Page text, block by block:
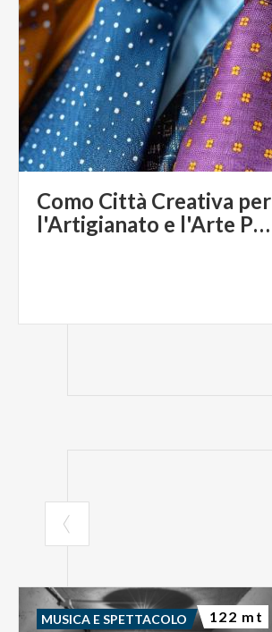
Como Città Creativa per
l'Artigianato e l'Arte Popolare
MUSICA E SPETTACOLO 122 mt